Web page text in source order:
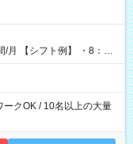
：00
ークOK / 10名以上の大量